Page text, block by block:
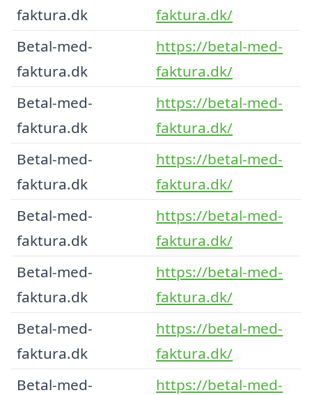
faktura.dk
faktura.dk/
Betal-med-
faktura.dk
https://betal-med-
faktura.dk/
Betal-med-
faktura.dk
https://betal-med-
faktura.dk/
Betal-med-
faktura.dk
https://betal-med-
faktura.dk/
Betal-med-
faktura.dk
https://betal-med-
faktura.dk/
Betal-med-
faktura.dk
https://betal-med-
faktura.dk/
Betal-med-
faktura.dk
https://betal-med-
faktura.dk/
Betal-med-
https://betal-med-